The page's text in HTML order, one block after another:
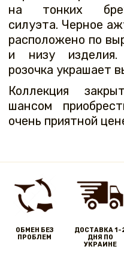
на тонких
силуэта. Черное
расположено по
и низу изделия.
розочка украшает
Коллекция
шансом
очень приятной
ОБМЕН БЕЗ
ПРОБЛЕМ
ДОСТАВКА 1-
ДНЯ ПО
УКРАИНЕ